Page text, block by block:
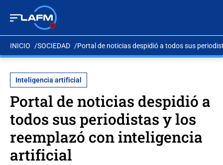
INICIO SOCIEDAD Portal de noticias despidió a todos sus
Inteligencia artificial
Portal de noticias despidió a
todos sus periodistas y los
reemplazó con inteligencia
artificial